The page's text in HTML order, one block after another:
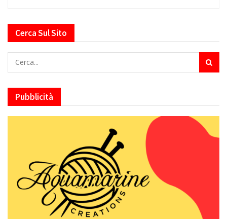
Cerca Sul Sito
Pubblicità